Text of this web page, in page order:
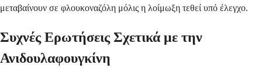
μεταβαίνουν σε φλουκοναζόλη μόλις η λοίμωξη τεθεί υπό έλεγχο.
Συχνές Ερωτήσεις Σχετικά με την
Ανιδουλαφουγκίνη